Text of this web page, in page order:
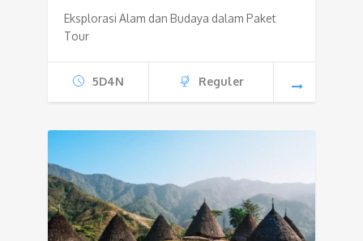
Eksplorasi Alam dan Budaya dalam Paket
Tour
5D4N Reguler